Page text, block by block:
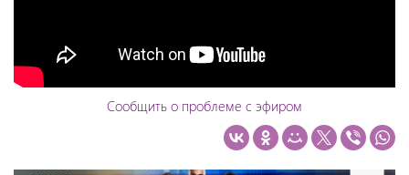
Сообщить о проблеме с эфиром